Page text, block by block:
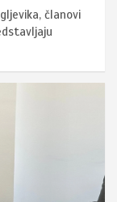
članovi